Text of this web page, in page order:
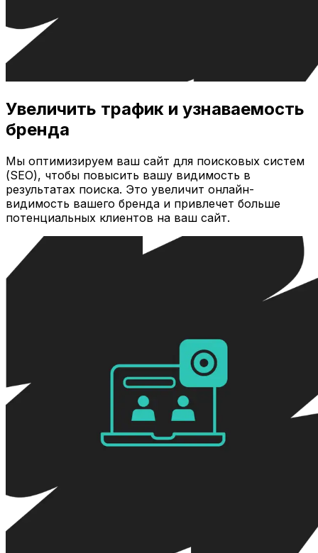
Увеличить трафик и узнаваемость
бренда
Мы оптимизируем ваш сайт для поисковых систем
(SEO), чтобы повысить вашу видимость в
результатах поиска. Это увеличит онлайн-
видимость вашего бренда и привлечет больше
потенциальных клиентов на ваш сайт.